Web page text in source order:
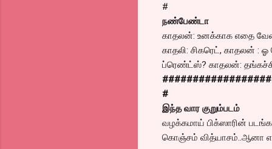
#
நண்பேண்டா
காதலன்: உனக்காக எதை
காதலி: சிகரெட், காதலன் :
ப்ரெண்ட்ஸ்? காதலன்:
#
இந்த வார குறும்படம்
வழக்கமாய் பிக்ஸாரின்
கொஞ்சம் வித்யாசம்..ஆனா